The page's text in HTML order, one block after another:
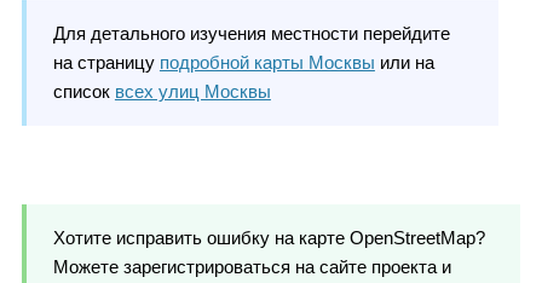
Для детального изучения местности перейдите
на страницу подробной карты Москвы или на
список всех улиц Москвы
Хотите исправить ошибку на карте OpenStreetMap?
Можете зарегистрироваться на сайте проекта и